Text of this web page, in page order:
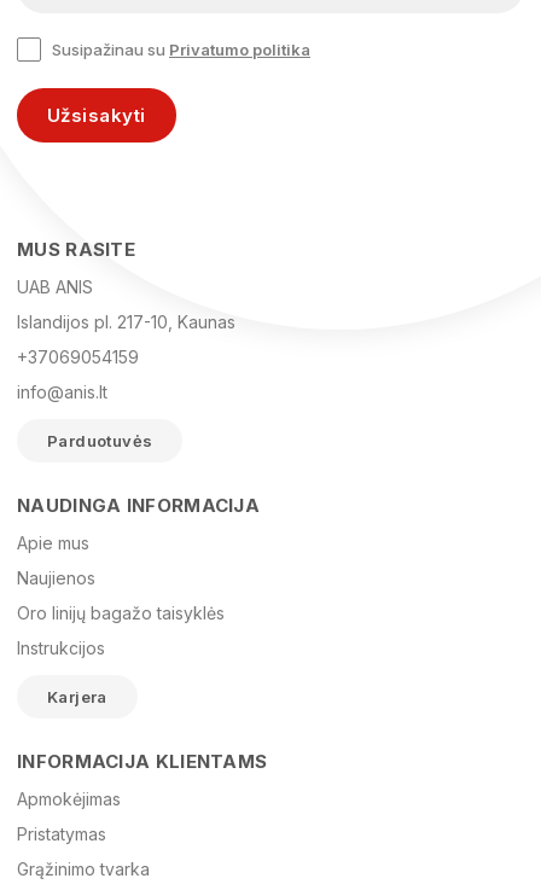
El. paštas
Žinutė
Susipažinau su Privatumo politika
Užsisakyti
MUS RASITE
UAB ANIS
Islandijos pl. 217-10, Kaunas
+37069054159
info@anis.lt
Parduotuvės
NAUDINGA INFORMACIJA
Apie mus
Naujienos
Oro linijų bagažo taisyklės
Instrukcijos
Karjera
INFORMACIJA KLIENTAMS
Apmokėjimas
Pristatymas
Grąžinimo tvarka